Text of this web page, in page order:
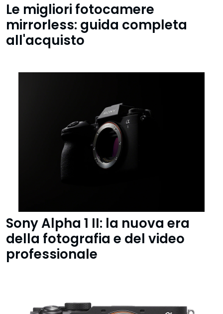
Le migliori fotocamere
mirrorless: guida completa
all'acquisto
Sony Alpha 1 II: la nuova era
della fotografia e del video
professionale